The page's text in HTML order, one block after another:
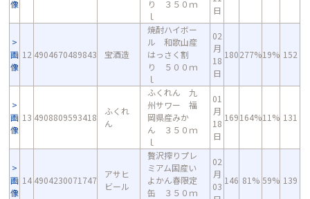
像
り ３５０ｍ
ｌ
日
画
像
12 4904670489843 宝酒造
焼酎ハイボー
ル 和歌山産
はっさく割
り ５００ｍ
ｌ
02
月
18
日
180277%19% 152
画
像
13 4908809593418
ふくれ
ん
ふくれん 九
州サワー 福
岡県産みか
ん ３５０ｍ
ｌ
01
月
18
日
169164%11% 131
画
像
14 4904230071747
アサヒ
ビール
贅沢搾りプレ
ミアム国産い
よかん春限定
缶 ３５０ｍ
02
月
03
146 81% 59% 139